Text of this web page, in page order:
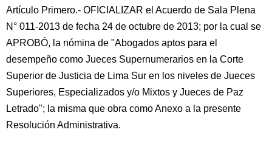
Artículo Primero.- OFICIALIZAR el Acuerdo de Sala Plena
N° 011-2013 de fecha 24 de octubre de 2013; por la cual se
APROBÓ, la nómina de "Abogados aptos para el
desempeño como Jueces Supernumerarios en la Corte
Superior de Justicia de Lima Sur en los niveles de Jueces
Superiores, Especializados y/o Mixtos y Jueces de Paz
Letrado"; la misma que obra como Anexo a la presente
Resolución Administrativa.